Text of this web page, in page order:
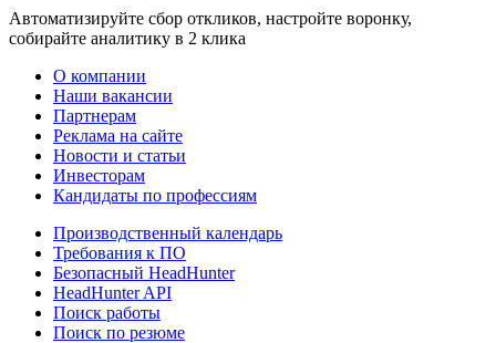
Автоматизируйте сбор откликов, настройте воронку,
собирайте аналитику в 2 клика
О компании
Наши вакансии
Партнерам
Реклама на сайте
Новости и статьи
Инвесторам
Кандидаты по профессиям
Производственный календарь
Требования к ПО
Безопасный HeadHunter
HeadHunter API
Поиск работы
Поиск по резюме